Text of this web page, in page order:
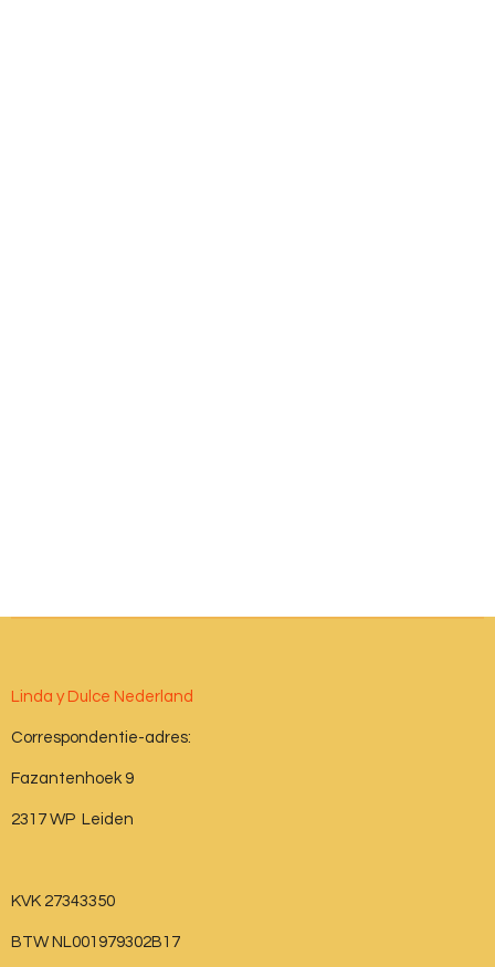
Linda y Dulce Nederland
Correspondentie-adres:
Fazantenhoek 9
2317 WP Leiden
KVK 27343350
BTW NL001979302B17